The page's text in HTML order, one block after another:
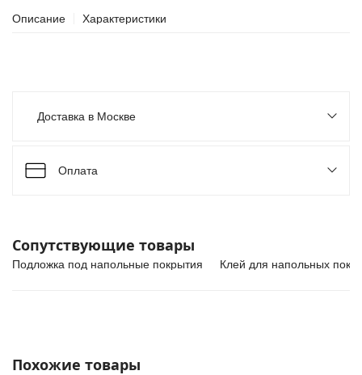
Описание Характеристики
Доставка в Москве
Оплата
Сопутствующие товары
Подложка под напольные покрытия Клей для напольных
Похожие товары